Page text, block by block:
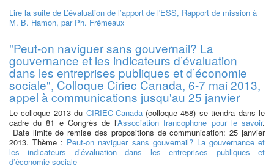
Lire la suite de L’évaluation de l’apport de l'ESS, Rapport de mission à
M. B. Hamon, par Ph. Frémeaux
"Peut-on naviguer sans gouvernail? La
gouvernance et les indicateurs d’évaluation
dans les entreprises publiques et d’économie
sociale", Colloque Ciriec Canada, 6-7 mai 2013,
appel à communications jusqu'au 25 janvier
Le colloque 2013 du CIRIEC-Canada (colloque 458) se tiendra dans le
cadre du 81 e Congrès de l’Association francophone pour le savoir.
Date limite de remise des propositions de communication: 25 janvier
2013. Thème : Peut-on naviguer sans gouvernail? La gouvernance et
les indicateurs d’évaluation dans les entreprises publiques et
d’économie sociale